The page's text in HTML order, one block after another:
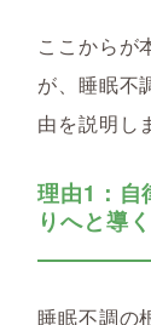
ここからが
が、睡眠不
由を説明し
理由1：自
りへと導く
睡眠不調の